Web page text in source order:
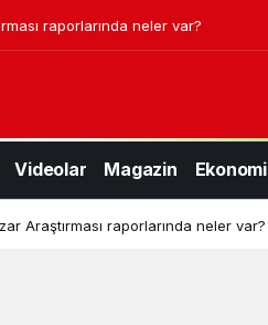
raporlarında neler var?
Videolar Magazin Ekonomi
Araştırması raporlarında neler var?